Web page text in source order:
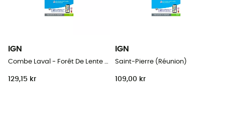
IGN
129,15 kr
IGN
Saint-Pierre (Réunion)
109,00 kr